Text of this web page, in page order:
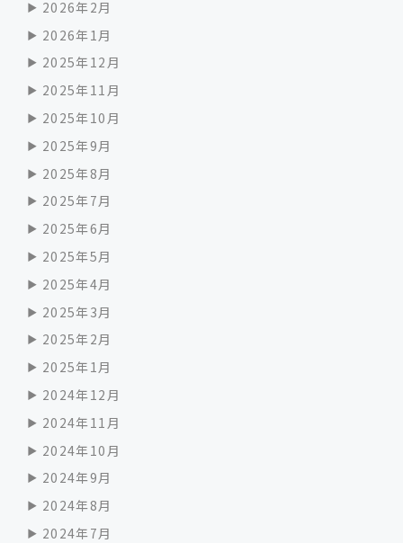
2026年2月
2026年1月
2025年12月
2025年11月
2025年10月
2025年9月
2025年8月
2025年7月
2025年6月
2025年5月
2025年4月
2025年3月
2025年2月
2025年1月
2024年12月
2024年11月
2024年10月
2024年9月
2024年8月
2024年7月